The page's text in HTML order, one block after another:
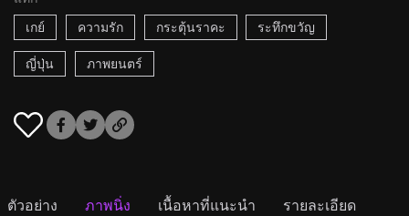
เกย์
ความรัก กระตุ้นราคะ ระทึกขวัญ
ญี่ปุ่น ภาพยนตร์
ตัวอย่าง ภาพนิ่ง เนื้อหาที่แนะนำ รายละเอียด